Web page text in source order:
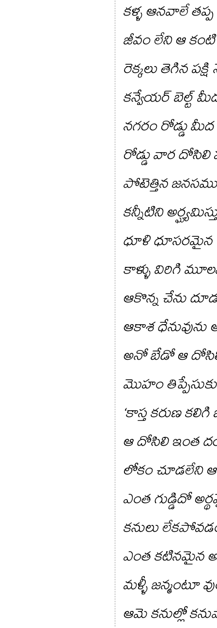
కళ్ళ ఆనవాలే తప్ప
జీవం లేని ఆ
రెక్కలు తెగిన
కన్వేయర్ బెల్ట్
నగరం రోడ్డు మీద
రోడ్డు వార దోసిలి
పోటెత్తిన
కన్నీటిని
ధూళి ధూసరమైన
కాళ్ళు విరిగి
ఆకొన్న చేను
ఆకాశ ధేనువును
అనో బేడో ఆ
మొహం
‘కాస్త కరుణ
ఆ దోసిలి ఇంత
లోకం చూడలేని
ఎంత గుడ్డిదో
కనులు
ఎంత కటినమైన
మళ్ళీ జన్మంటూ
ఆమె కనుల్లో